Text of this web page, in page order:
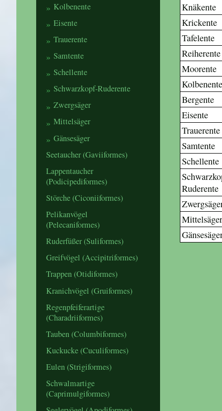
Knäkente
Krickente
Tafelente
Reiherente
Moorente
Bergente
Eisente
Trauerente
Samtente
Schellente
Ruderente
Kolbenente
Eisente
Trauerente
Samtente
Schellente
Schwarzkopf-Ruderente
Zwergsäger
Mittelsäger
Gänsesäger
Seetaucher (Gaviiformes)
Lappentaucher
(Podicipediformes)
Störche (Ciconiiformes)
Pelikanvögel
(Pelecaniformes)
Ruderfüßer (Suliformes)
Greifvögel (Accipitriformes)
Trappen (Otidiformes)
Kranichvögel (Gruiformes)
Regenpfeiferartige
(Charadriiformes)
Tauben (Columbiformes)
Kuckucke (Cuculiformes)
Eulen (Strigiformes)
Schwalmartige
(Caprimulgiformes)